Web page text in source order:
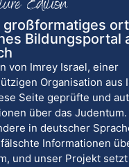
großformatiges
Bildungsportal
von Imrey Israel, einer
Organisation aus
Seite geprüfte und
über das Judentum.
in deutscher
Informationen
und unser Projekt